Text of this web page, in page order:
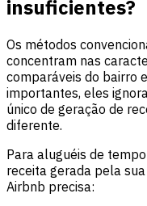
insuficientes?
Os métodos
concentram nas
comparáveis do bairro
importantes, eles
único de geração de
diferente.
Para aluguéis de
receita gerada pela
Airbnb precisa: